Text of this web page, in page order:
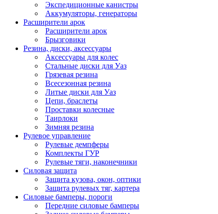
Экспедиционные канистры
Аккумуляторы, генераторы
Расширители арок
Расширители арок
Брызговики
Резина, диски, аксессуары
Аксессуары для колес
Стальные диски для Уаз
Грязевая резина
Всесезонная резина
Литые диски для Уаз
Цепи, браслеты
Проставки колесные
Таирлоки
Зимняя резина
Рулевое управление
Рулевые демпферы
Комплекты ГУР
Рулевые тяги, наконечники
Силовая защита
Защита кузова, окон, оптики
Защита рулевых тяг, картера
Силовые бамперы, пороги
Передние силовые бамперы